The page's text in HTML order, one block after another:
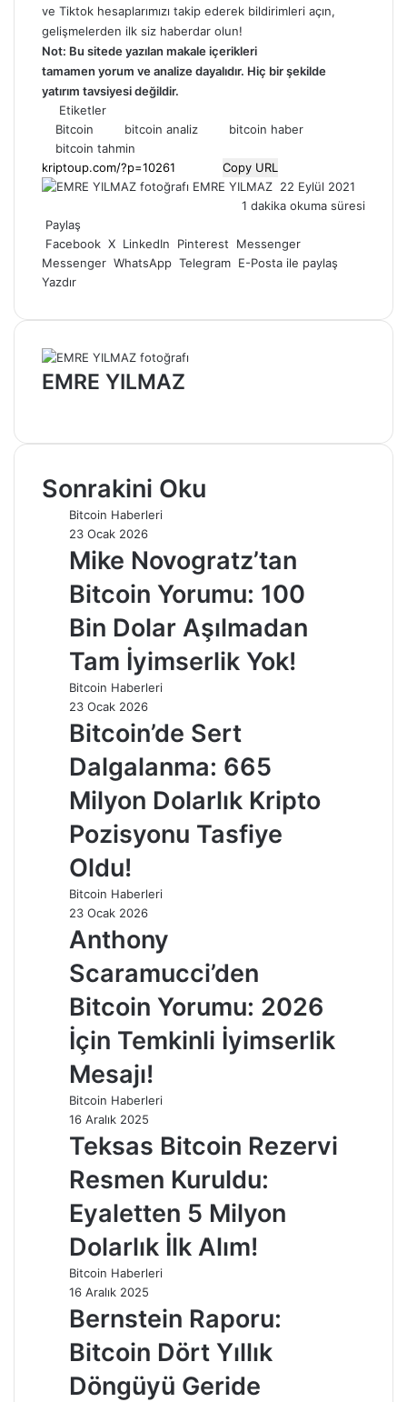
ve Tiktok hesaplarımızı takip ederek bildirimleri açın,
gelişmelerden ilk siz haberdar olun!
Not: Bu sitede yazılan makale içerikleri
tamamen yorum ve analize dayalıdır. Hiç bir şekilde
yatırım tavsiyesi değildir.
Etiketler
Bitcoin
bitcoin analiz
bitcoin haber
bitcoin tahmin
Copy URL
EMRE YILMAZ Bir
e-
göndermek
22 Eylül 2021
1 dakika okuma süresi
Paylaş
Facebook X LinkedIn Pinterest
Messenger
Messenger WhatsApp Telegram E-Posta ile paylaş
Yazdır
EMRE YILMAZ
Sonrakini Oku
Bitcoin Haberleri
23 Ocak 2026
Mike Novogratz’tan
Bitcoin Yorumu: 100
Bin Dolar Aşılmadan
Tam İyimserlik Yok!
Bitcoin Haberleri
23 Ocak 2026
Bitcoin’de Sert
Dalgalanma: 665
Milyon Dolarlık Kripto
Pozisyonu Tasfiye
Oldu!
Bitcoin Haberleri
23 Ocak 2026
Anthony
Scaramucci’den
Bitcoin Yorumu: 2026
İçin Temkinli İyimserlik
Mesajı!
Bitcoin Haberleri
16 Aralık 2025
Teksas Bitcoin Rezervi
Resmen Kuruldu:
Eyaletten 5 Milyon
Dolarlık İlk Alım!
Bitcoin Haberleri
16 Aralık 2025
Bernstein Raporu:
Bitcoin Dört Yıllık
Döngüyü Geride